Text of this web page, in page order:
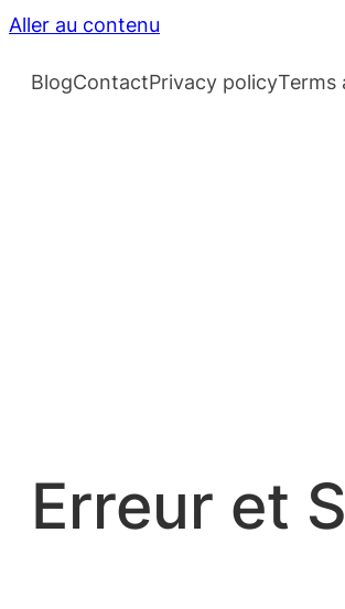
Aller au contenu
BlogContactPrivacy policyTerms
Erreur et